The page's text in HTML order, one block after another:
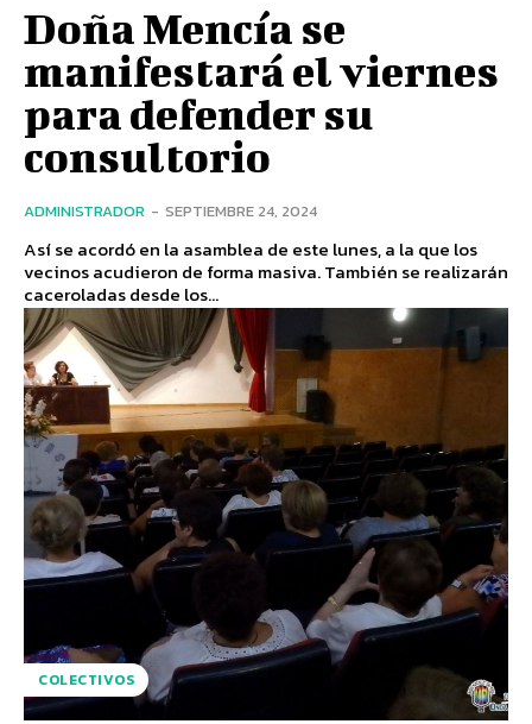
Doña Mencía se
manifestará el viernes
para defender su
consultorio
ADMINISTRADOR - SEPTIEMBRE 24, 2024
Así se acordó en la asamblea de este lunes, a la que los
vecinos acudieron de forma masiva. También se realizarán
caceroladas desde los...
COLECTIVOS